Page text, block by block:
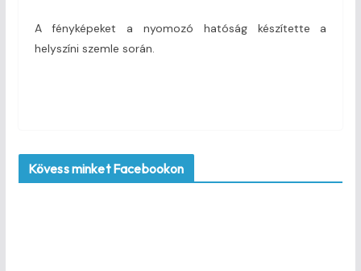
A fényképeket a nyomozó hatóság készítette a
helyszíni szemle során.
Kövess minket Facebookon